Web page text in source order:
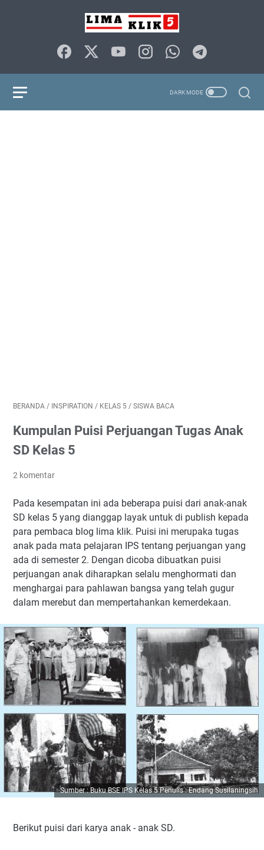
BERANDA / INSPIRATION / KELAS 5 / SISWA BACA
Kumpulan Puisi Perjuangan Tugas Anak
SD Kelas 5
2 komentar
Pada kesempatan ini ada beberapa puisi dari anak-anak
SD kelas 5 yang dianggap layak untuk di publish kepada
para pembaca blog lima klik. Puisi ini merupaka tugas
anak pada mata pelajaran IPS tentang perjuangan yang
ada di semester 2. Dengan dicoba dibuatkan puisi
perjuangan anak diharapkan selalu menghormati dan
menghargai para pahlawan bangsa yang telah gugur
dalam merebut dan mempertahankan kemerdekaan.
Sumber : Buku BSE IPS Kelas 5 Penulis : Endang Susilaningsih
Berikut puisi dari karya anak - anak SD.